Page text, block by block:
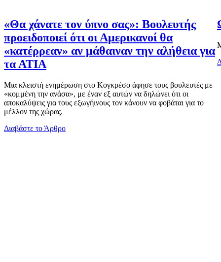
«Θα χάνατε τον ύπνο σας»: Βουλευτής
προειδοποιεί ότι οι Αμερικανοί θα
«κατέρρεαν» αν μάθαιναν την αλήθεια για
τα ΑΤΙΑ
Μια κλειστή ενημέρωση στο Κογκρέσο άφησε τους βουλευτές με
«κομμένη την ανάσα», με έναν εξ αυτών να δηλώνει ότι οι
αποκαλύψεις για τους εξωγήινους τον κάνουν να φοβάται για το
μέλλον της χώρας.
Διαβάστε το Άρθρο